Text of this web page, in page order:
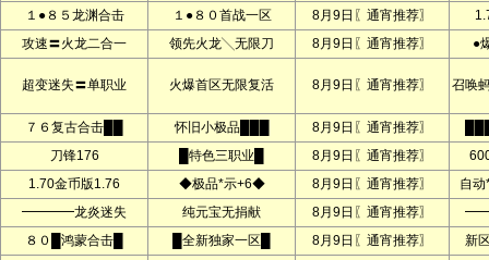
１●８５龙渊合击
１●８０首战一区 8月9日〖通宵推荐〗
攻速〓火龙二合一
领先火龙╲无限刀 8月9日〖通宵推荐〗 ●
超变迷失〓单职业 火爆首区无限复活 8月9日〖通宵推荐〗 召唤
７６复古合击██ 怀旧小极品███ 8月9日〖通宵推荐〗
刀锋176
█特色三职业█ 8月9日〖通宵推荐〗
1.70金币版1.76
◆极品*示+6◆ 8月9日〖通宵推荐〗
自
━━━━龙炎迷失
纯元宝无捐献 8月9日〖通宵推荐〗
━━
８０█鸿蒙合击█
█全新独家一区█ 8月9日〖通宵推荐〗
新